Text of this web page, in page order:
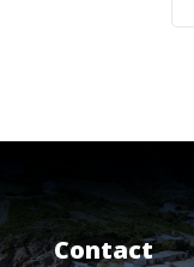
Contact